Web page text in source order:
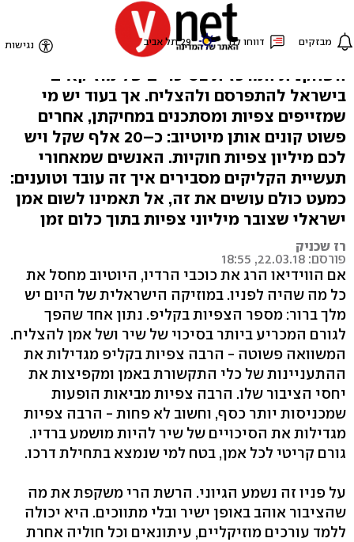
טעות במספר
כמות הצפיות לשיר ביוטיוב הפכה להיות
השחקנית המרכזית בסיכויים של מוזיקאים
בישראל להתפרסם ולהצליח. אך בעוד יש מי
שמזייפים צפיות ומסתכנים במחיקתן, אחרים
פשוט קונים אותן מיוטיוב: כ–20 אלף שקל ויש
לכם מיליון צפיות חוקיות. האנשים שמאחורי
תעשיית הקליקים מסבירים איך זה עובד וטוענים:
כמעט כולם עושים את זה, אל תאמינו לשום אמן
ישראלי שצובר מיליוני צפיות בתוך כלום זמן
רז שכניק
פורסם: 22.03.18, 18:55
אם הווידיאו הרג את כוכבי הרדיו, היוטיוב מחסל את
כל מה שהיה לפניו. במוזיקה הישראלית של היום יש
מלך ברור: מספר הצפיות בקליפ. נתון אחד שהפך
לגורם המכריע ביותר בסיכוי של שיר ושל אמן להצליח.
המשוואה פשוטה - הרבה צפיות בקליפ מגדילות את
ההתעניינות של כלי התקשורת באמן ומקפיצות את
יחסי הציבור שלו. הרבה צפיות מביאות הופעות
שמכניסות יותר כסף, וחשוב לא פחות - הרבה צפיות
מגדילות את הסיכויים של שיר להיות מושמע ברדיו.
גורם קריטי לכל אמן, בטח למי שנמצא בתחילת דרכו.
על פניו זה נשמע הגיוני. הרשת הרי משקפת את מה
שהציבור אוהב באופן ישיר ובלי מתווכים. היא יכולה
ללמד עורכים מוזיקליים, עיתונאים וכל חוליה אחרת